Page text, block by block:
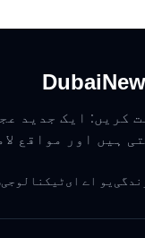
کریں: ایک جدید
ہیں اور مواقع
یو اے ایٹیکنالوجی